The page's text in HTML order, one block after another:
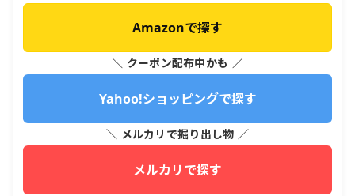
Amazonで探す
＼ クーポン配布中かも ／
Yahoo!ショッピングで探す
＼ メルカリで掘り出し物 ／
メルカリで探す